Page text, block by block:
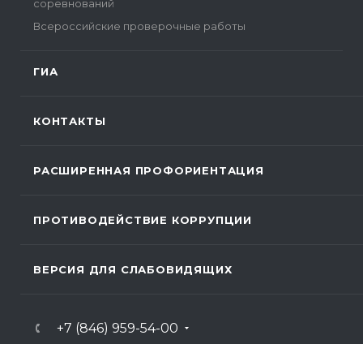
соревнований
Всероссийские проверочные работы
ГИА
КОНТАКТЫ
РАСШИРЕННАЯ ПРОФОРИЕНТАЦИЯ
ПРОТИВОДЕЙСТВИЕ КОРРУПЦИИ
ВЕРСИЯ ДЛЯ СЛАБОВИДЯЩИХ
+7 (846) 959-54-00